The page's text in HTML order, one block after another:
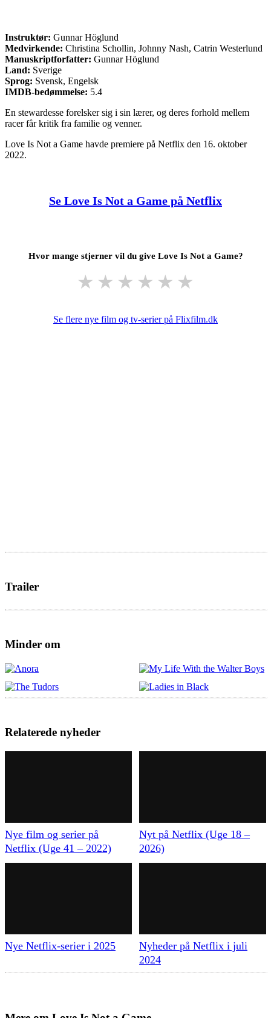
Instruktør: Gunnar Höglund
Medvirkende: Christina Schollin, Johnny Nash, Catrin Westerlund
Manuskriptforfatter: Gunnar Höglund
Land: Sverige
Sprog: Svensk, Engelsk
IMDB-bedømmelse: 5.4
En stewardesse forelsker sig i sin lærer, og deres forhold mellem
racer får kritik fra familie og venner.
Love Is Not a Game havde premiere på Netflix den 16. oktober
2022.
Se Love Is Not a Game på Netflix
Hvor mange stjerner vil du give Love Is Not a Game?
★ ★ ★ ★ ★ ★
Se flere nye film og tv-serier på Flixfilm.dk
Trailer
Minder om
Relaterede nyheder
Nye film og serier på
Netflix (Uge 41 – 2022)
Nyt på Netflix (Uge 18 –
2026)
Nye Netflix-serier i 2025
Nyheder på Netflix i juli
2024